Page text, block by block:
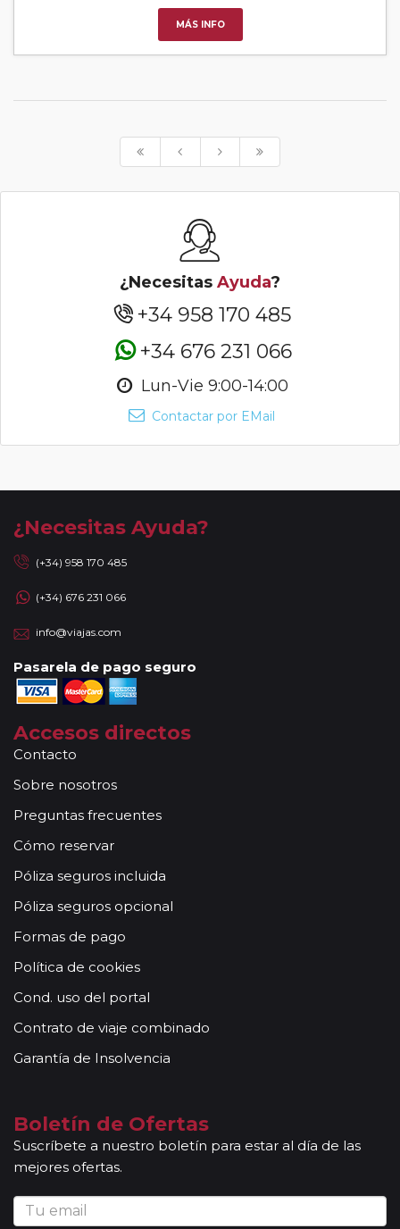
MÁS INFO
¿Necesitas Ayuda?
+34 958 170 485
+34 676 231 066
Lun-Vie 9:00-14:00
Contactar por EMail
¿Necesitas Ayuda?
(+34) 958 170 485
(+34) 676 231 066
info@viajas.com
Pasarela de pago seguro
Accesos directos
Contacto
Sobre nosotros
Preguntas frecuentes
Cómo reservar
Póliza seguros incluida
Póliza seguros opcional
Formas de pago
Política de cookies
Cond. uso del portal
Contrato de viaje combinado
Garantía de Insolvencia
Boletín de Ofertas
Suscríbete a nuestro boletín para estar al día de las
mejores ofertas.